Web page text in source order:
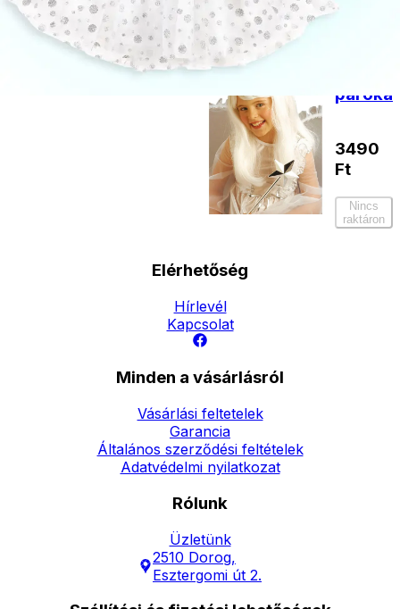
paróka
3490
Ft
Nincs
raktáron
Elérhetőség
Hírlevél
Kapcsolat
Minden a vásárlásról
Vásárlási feltetelek
Garancia
Általános szerződési feltételek
Adatvédelmi nyilatkozat
Rólunk
Üzletünk
2510 Dorog,
Esztergomi út 2.